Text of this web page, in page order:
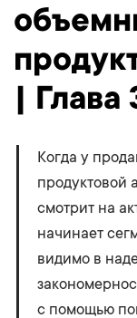
| Глава
Когда у
продуктовой
смотрит на
начинает
видимо в
с помощью